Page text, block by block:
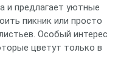
и предлагает уютные
пикник или просто
Особый интерес
цветут только в